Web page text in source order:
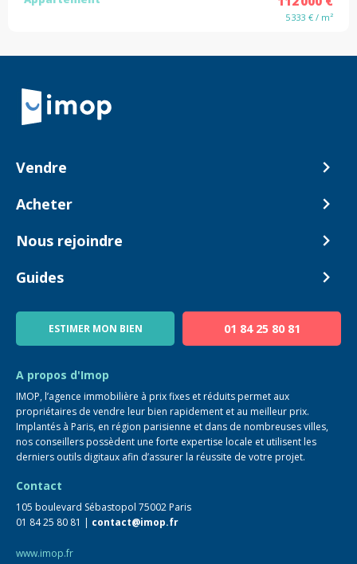
5 333 € / m²
Retour à la navigation principale
Vendre
Comment ça marche ?
Acheter
Biens en vente
Nous rejoindre
Devenir Conseiller
Guides
Blog
ESTIMER MON BIEN 01 84 25 80 81
A propos d'Imop
IMOP, l’agence immobilière à prix fixes et réduits permet aux
propriétaires de vendre leur bien rapidement et au meilleur prix.
Implantés à Paris, en région parisienne et dans de nombreuses villes,
nos conseillers possèdent une forte expertise locale et utilisent les
derniers outils digitaux afin d’assurer la réussite de votre projet.
Contact
105 boulevard Sébastopol 75002 Paris
01 84 25 80 81 | contact@imop.fr
www.imop.fr